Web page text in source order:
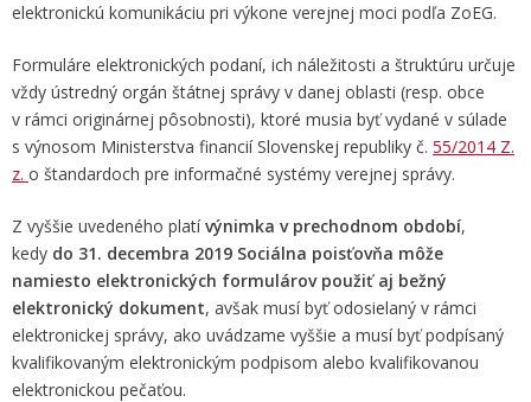
elektronickú komunikáciu pri výkone verejnej moci podľa ZoEG.
Formuláre elektronických podaní, ich náležitosti a štruktúru určuje
vždy ústredný orgán štátnej správy v danej oblasti (resp. obce
v rámci originárnej pôsobnosti), ktoré musia byť vydané v súlade
s výnosom Ministerstva financií Slovenskej republiky č. 55/2014 Z.
z. o štandardoch pre informačné systémy verejnej správy.
Z vyššie uvedeného platívýnimka v prechodnom období,
kedy do 31. decembra 2019 Sociálna poisťovňa môže
namiesto elektronických formulárov použiť aj bežný
elektronický dokument, avšak musí byť odosielaný v rámci
elektronickej správy, ako uvádzame vyššie a musí byť podpísaný
kvalifikovaným elektronickým podpisom alebo kvalifikovanou
elektronickou pečaťou.